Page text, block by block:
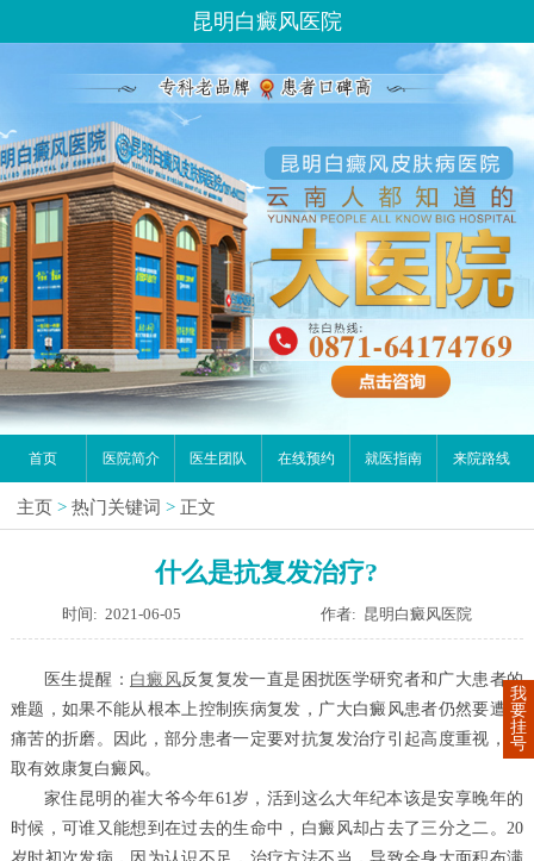
昆明白癜风医院
首页 医院简介 医生团队 在线预约 就医指南 来院路线
主页 > 热门关键词 > 正文
什么是抗复发治疗?
时间: 2021-06-05 作者: 昆明白癜风医院
医生提醒： 白癜风反复复发一直是困扰医学研究者和广大患者的
难题，如果不能从根本上控制疾病复发，广大白癜风患者仍然要遭受
痛苦的折磨。因此，部分患者一定要对抗复发治疗引起高度重视，争
取有效康复白癜风。
家住昆明的崔大爷今年61岁，活到这么大年纪本该是安享晚年的
时候，可谁又能想到在过去的生命中，白癜风却占去了三分之二。20
我
要
挂
号